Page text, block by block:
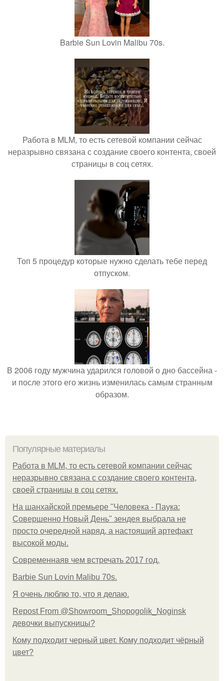
Barbie Sun Lovin Malibu 70s.
Работа в MLM, то есть сетевой компании сейчас
неразрывно связана с создание своего контента, своей
страницы в соц сетях.
Топ 5 процедур которые нужно сделать тебе перед
отпуском.
В 2006 году мужчина ударился головой о дно бассейна -
и после этого его жизнь изменилась самым странным
образом.
Популярные материалы
Работа в MLM, то есть сетевой компании сейчас
неразрывно связана с создание своего контента,
своей страницы в соц сетях.
На шанхайской премьере "Человека - Паука:
Совершенно Новый День" зендея выбрала не
просто очередной наряд, а настоящий артефакт
высокой моды.
Современнаяв чем встречать 2017 год.
Barbie Sun Lovin Malibu 70s.
Я очень люблю то, что я делаю.
Repost From @Showroom_Shopogolik_Noginsk
девочки выпускницы?
Кому подходит черный цвет. Кому подходит чёрный
цвет?